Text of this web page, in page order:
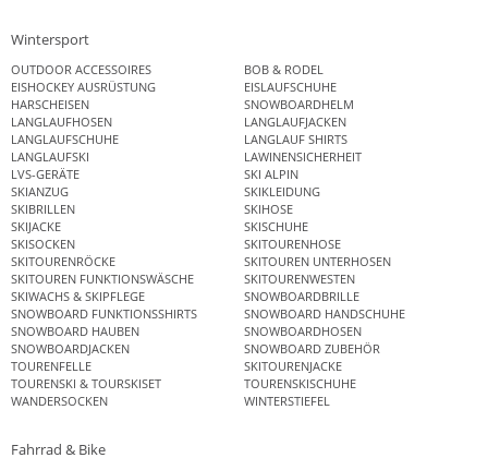
Wintersport
OUTDOOR ACCESSOIRES
BOB & RODEL
EISHOCKEY AUSRÜSTUNG
EISLAUFSCHUHE
HARSCHEISEN
SNOWBOARDHELM
LANGLAUFHOSEN
LANGLAUFJACKEN
LANGLAUFSCHUHE
LANGLAUF SHIRTS
LANGLAUFSKI
LAWINENSICHERHEIT
LVS-GERÄTE
SKI ALPIN
SKIANZUG
SKIKLEIDUNG
SKIBRILLEN
SKIHOSE
SKIJACKE
SKISCHUHE
SKISOCKEN
SKITOURENHOSE
SKITOURENRÖCKE
SKITOUREN UNTERHOSEN
SKITOUREN FUNKTIONSWÄSCHE
SKITOURENWESTEN
SKIWACHS & SKIPFLEGE
SNOWBOARDBRILLE
SNOWBOARD FUNKTIONSSHIRTS
SNOWBOARD HANDSCHUHE
SNOWBOARD HAUBEN
SNOWBOARDHOSEN
SNOWBOARDJACKEN
SNOWBOARD ZUBEHÖR
TOURENFELLE
SKITOURENJACKE
TOURENSKI & TOURSKISET
TOURENSKISCHUHE
WANDERSOCKEN
WINTERSTIEFEL
Fahrrad & Bike